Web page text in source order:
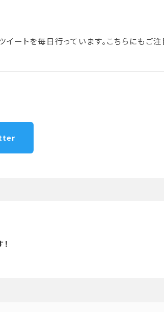
ートを毎日行っています。こちらにもご注